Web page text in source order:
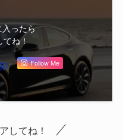
ったら
てね！
Follow Me
してね！